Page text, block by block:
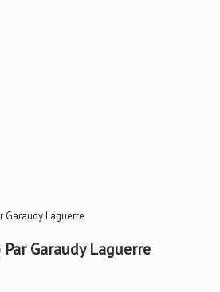
Laguerre
Garaudy Laguerre